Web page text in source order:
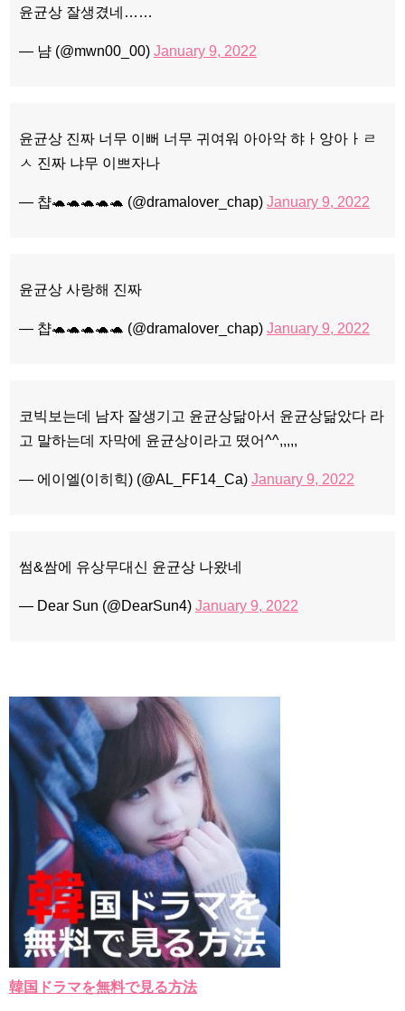
윤균상 잘생겼네……
— 냠 (@mwn00_00) January 9, 2022
윤균상 진짜 너무 이뻐 너무 귀여워 아아악 햐ㅏ앙아ㅏㄹ
ㅅ 진짜 냐무 이쁘자나
— 챱🐢🐢🐢🐢🐢 (@dramalover_chap) January 9, 2022
윤균상 사랑해 진짜
— 챱🐢🐢🐢🐢🐢 (@dramalover_chap) January 9, 2022
코빅보는데 남자 잘생기고 윤균상닮아서 윤균상닮았다 라
고 말하는데 자막에 윤균상이라고 떴어^^,,,,,
— 에이엘(이히힉) (@AL_FF14_Ca) January 9, 2022
썸&쌈에 유상무대신 윤균상 나왔네
— Dear Sun (@DearSun4) January 9, 2022
韓国ドラマを無料で見る方法